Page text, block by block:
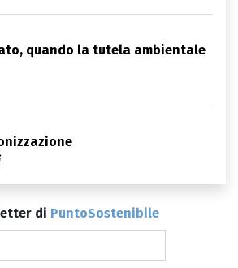
quando la tutela ambientale
di PuntoSostenibile